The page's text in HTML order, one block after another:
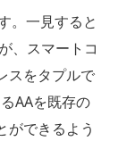
。一見すると
、スマートコ
スをタプルで
AAを既存の
ができるよう